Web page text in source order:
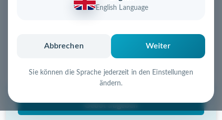
English Language
Abbrechen Weiter
Sie können die Sprache jederzeit in den Einstellungen
ändern.
Diese Domain könnte schon bald Ihnen gehören!
Schnell, sicher und unkompliziert zur eigenen
Gebot abgeben